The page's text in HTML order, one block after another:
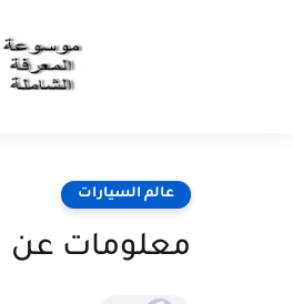
عالم السيارات
معلومات عن